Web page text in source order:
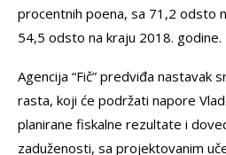
procentnih poena, sa 71,2 odsto
54,5 odsto na kraju 2018. godine.
Agencija “Fič” predviđa nastavak
rasta, koji će podržati napore
planirane fiskalne rezultate i
zaduženosti, sa projektovanim